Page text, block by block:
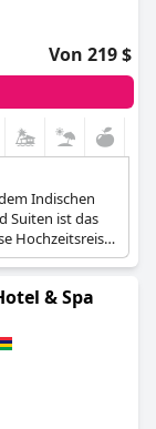
Von 219 $
Indischen
Suiten ist das
Hochzeitsreise.
exklusiven
& Spa